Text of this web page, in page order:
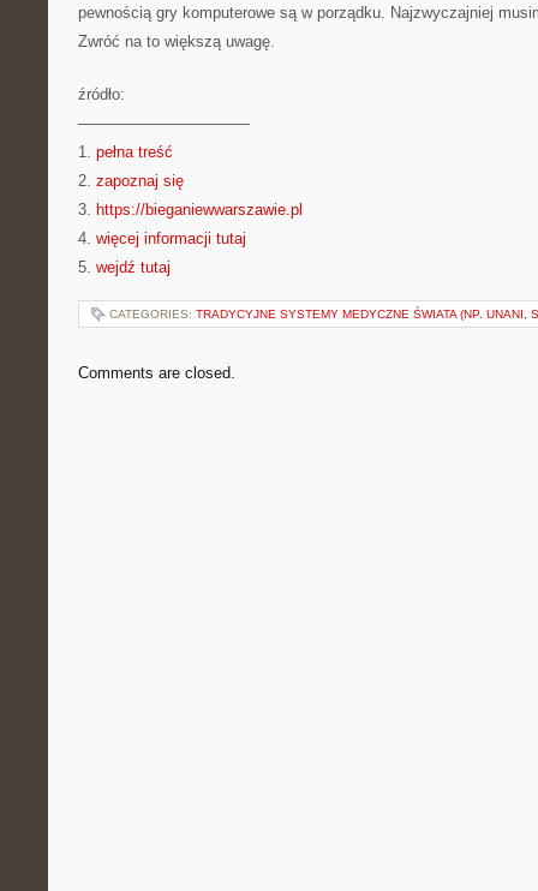
pewnością gry komputerowe są w porządku. Najzwyczajniej
Zwróć na to większą uwagę.
źródło:
———————————
1. pełna treść
2. zapoznaj się
3. https://bieganiewwarszawie.pl
4. więcej informacji tutaj
5. wejdź tutaj
CATEGORIES: TRADYCYJNE SYSTEMY MEDYCZNE ŚWIATA (NP. UNANI,
Comments are closed.